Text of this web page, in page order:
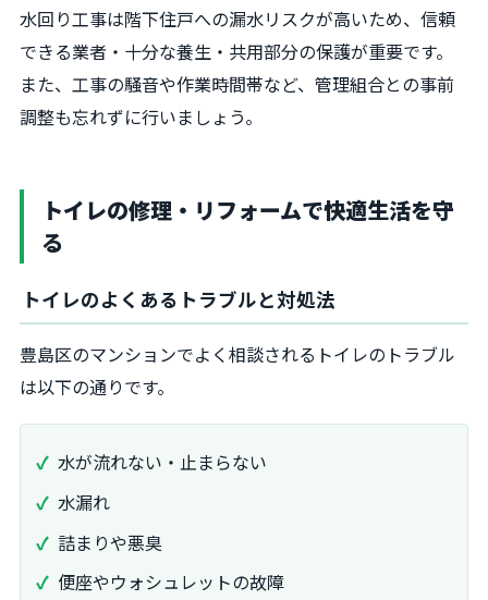
水回り工事は階下住戸への漏水リスクが高いため、信頼
できる業者・十分な養生・共用部分の保護が重要です。
また、工事の騒音や作業時間帯など、管理組合との事前
調整も忘れずに行いましょう。
トイレの修理・リフォームで快適生活を守
る
トイレのよくあるトラブルと対処法
豊島区のマンションでよく相談されるトイレのトラブル
は以下の通りです。
水が流れない・止まらない
水漏れ
詰まりや悪臭
便座やウォシュレットの故障